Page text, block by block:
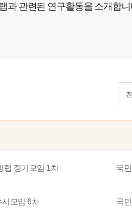
과 관련된 연구활동을 소개합
랩 정기모임 1차 국
시모임 6차 국